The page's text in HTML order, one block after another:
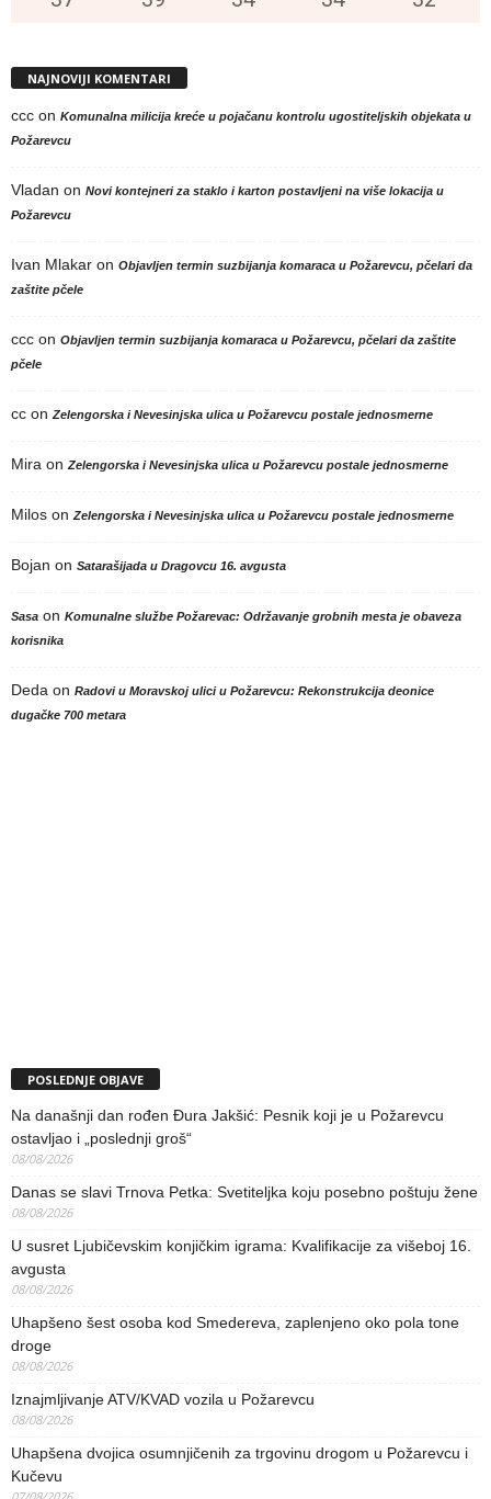
NAJNOVIJI KOMENTARI
ccc on Komunalna milicija kreće u pojačanu kontrolu ugostiteljskih objekata u
Požarevcu
Vladan on Novi kontejneri za staklo i karton postavljeni na više lokacija u
Požarevcu
Ivan Mlakar on Objavljen termin suzbijanja komaraca u Požarevcu, pčelari da
zaštite pčele
ccc on Objavljen termin suzbijanja komaraca u Požarevcu, pčelari da zaštite
pčele
cc on Zelengorska i Nevesinjska ulica u Požarevcu postale jednosmerne
Mira on Zelengorska i Nevesinjska ulica u Požarevcu postale jednosmerne
Milos on Zelengorska i Nevesinjska ulica u Požarevcu postale jednosmerne
Bojan on Satarašijada u Dragovcu 16. avgusta
Sasa on Komunalne službe Požarevac: Održavanje grobnih mesta je obaveza
korisnika
Deda on Radovi u Moravskoj ulici u Požarevcu: Rekonstrukcija deonice
dugačke 700 metara
POSLEDNJE OBJAVE
Na današnji dan rođen Đura Jakšić: Pesnik koji je u Požarevcu
ostavljao i „poslednji groš“
08/08/2026
Danas se slavi Trnova Petka: Svetiteljka koju posebno poštuju žene
08/08/2026
U susret Ljubičevskim konjičkim igrama: Kvalifikacije za višeboj 16.
avgusta
08/08/2026
Uhapšeno šest osoba kod Smedereva, zaplenjeno oko pola tone
droge
08/08/2026
Iznajmljivanje ATV/KVAD vozila u Požarevcu
08/08/2026
Uhapšena dvojica osumnjičenih za trgovinu drogom u Požarevcu i
Kučevu